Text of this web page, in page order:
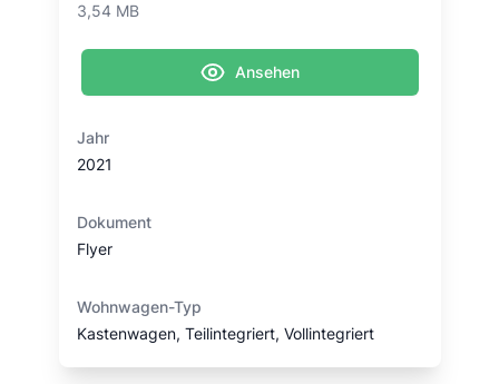
3,54 MB
Ansehen
Jahr
2021
Dokument
Flyer
Wohnwagen-Typ
Kastenwagen, Teilintegriert, Vollintegriert